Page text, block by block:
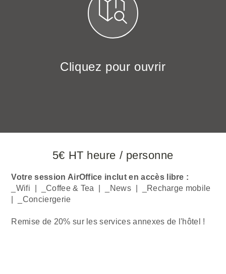
Cliquez pour ouvrir
5€ HT heure / personne
Votre session AirOffice inclut en accès libre :
_Wifi | _Coffee & Tea | _News | _Recharge mobile
| _Conciergerie
Remise de 20% sur les services annexes de l'hôtel !